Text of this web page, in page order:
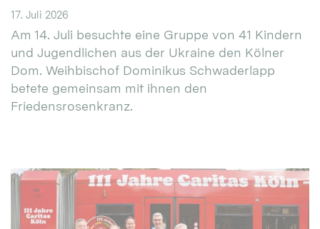
17. Juli 2026
Am 14. Juli besuchte eine Gruppe von 41 Kindern
und Jugendlichen aus der Ukraine den Kölner
Dom. Weihbischof Dominikus Schwaderlapp
betete gemeinsam mit ihnen den
Friedensrosenkranz.